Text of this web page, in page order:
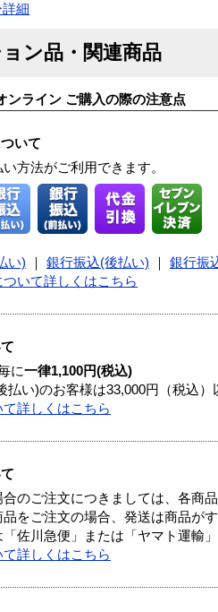
詳細
ン品・関連商品
ンライン ご購入の際の注意点
いて
方法がご利用できます。
い) 銀行振込(後払い) 銀行振
いて詳しくはこちら
に一律1,100円(税込)
い)のお客様は33,000円（税込）
詳しくはこちら
のご注文につきましては、各商
をご注文の場合、発送は商品が
佐川急便」または「ヤマト運輸
詳しくはこちら